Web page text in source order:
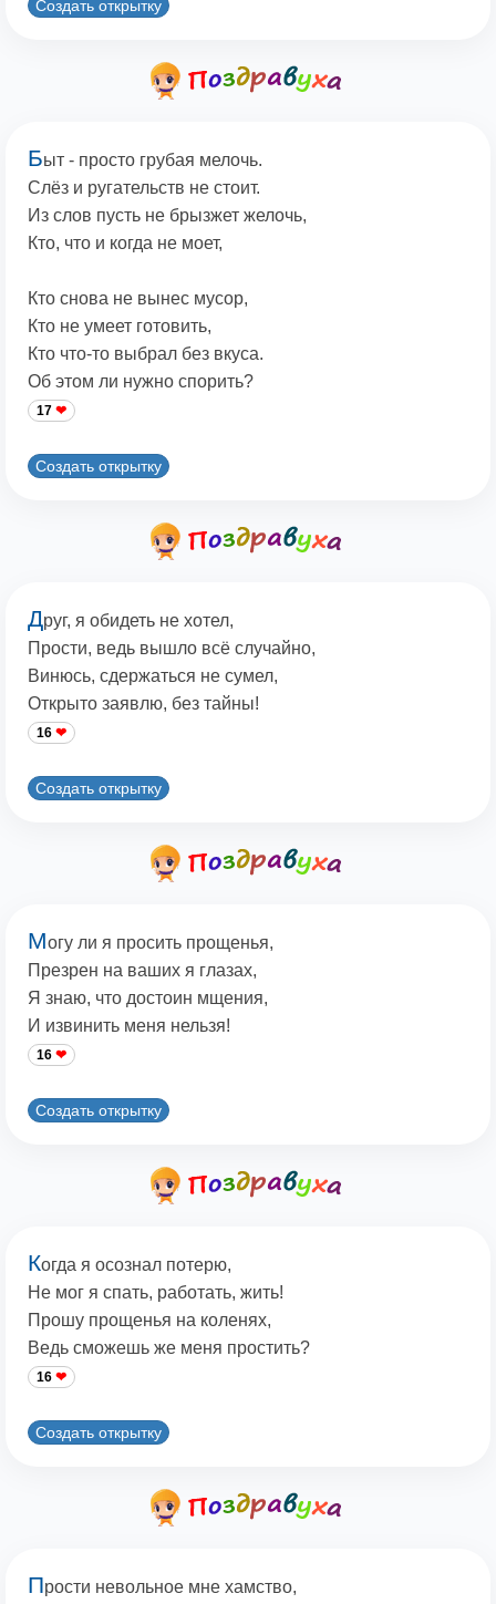
Создать открытку
Быт - просто грубая мелочь.
Слёз и ругательств не стоит.
Из слов пусть не брызжет желочь,
Кто, что и когда не моет,
Кто снова не вынес мусор,
Кто не умеет готовить,
Кто что-то выбрал без вкуса.
Об этом ли нужно спорить?
17
Создать открытку
Друг, я обидеть не хотел,
Прости, ведь вышло всё случайно,
Винюсь, сдержаться не сумел,
Открыто заявлю, без тайны!
16
Создать открытку
Могу ли я просить прощенья,
Презрен на ваших я глазах,
Я знаю, что достоин мщения,
И извинить меня нельзя!
16
Создать открытку
Когда я осознал потерю,
Не мог я спать, работать, жить!
Прошу прощенья на коленях,
Ведь сможешь же меня простить?
16
Создать открытку
Прости невольное мне хамство,